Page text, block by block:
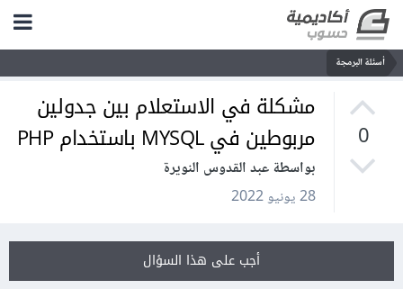
أسئلة البرمجة
0
مشكلة في الاستعلام بين جدولين
مربوطين في MYSQL باستخدام PHP
بواسطة عبد القدوس النويرة
28 يونيو 2022
أجب على هذا السؤال